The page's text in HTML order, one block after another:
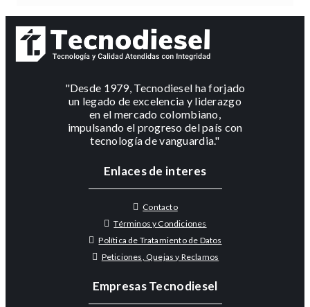
"Desde 1979, Tecnodiesel ha forjado
un legado de excelencia y liderazgo
en el mercado colombiano,
impulsando el progreso del país con
tecnología de vanguardia."
Enlaces de interes
Contacto
Términos y Condiciones
Política de Tratamiento de Datos
Peticiones, Quejas y Reclamos
Empresas Tecnodiesel